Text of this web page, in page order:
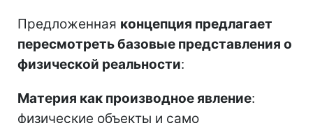
Предложенная концепция предлагает
пересмотреть базовые представления о
физической реальности:
Материя как производное явление:
физические объекты и само